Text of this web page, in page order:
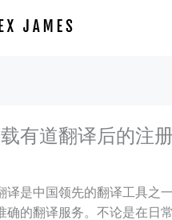
有道翻译后的注
译是中国领先的翻译工具之
确的翻译服务。不论是在日